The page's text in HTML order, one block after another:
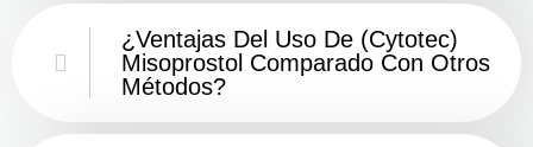
¿Ventajas Del Uso De (Cytotec)
Misoprostol Comparado Con Otros
Métodos?